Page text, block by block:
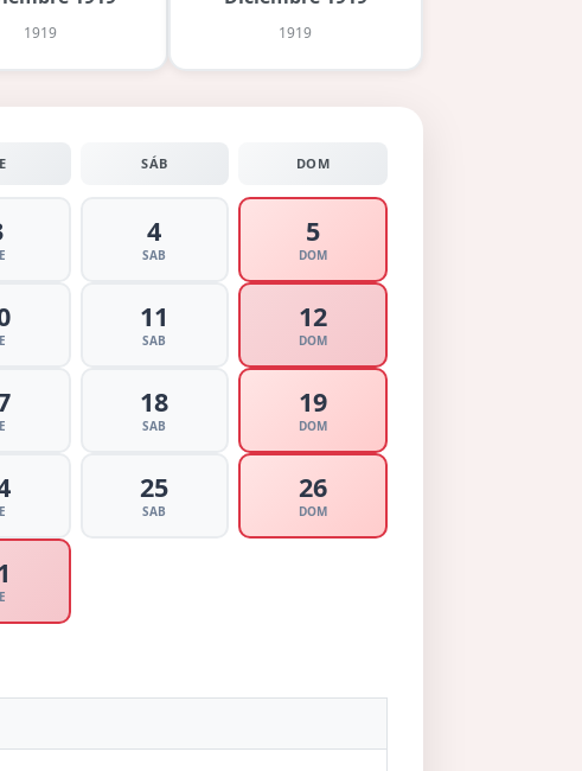
1919 1919
SÁB DOM
4
SAB
5
DOM
11
SAB
12
DOM
18
SAB
19
DOM
25
SAB
26
DOM